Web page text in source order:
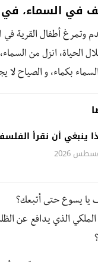
في السماء، في
وتمرغ أطفال القرية
الحياة، انزل من
بكماء، و الصياح
ينبغي أن نقرأ
يا يسوع حتى أتبعك؟
الذي يدافع عن